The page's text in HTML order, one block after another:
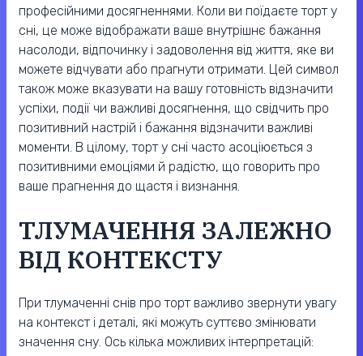
професійними досягненнями. Коли ви поїдаєте торт у
сні, це може відображати ваше внутрішнє бажання
насолоди, відпочинку і задоволення від життя, яке ви
можете відчувати або прагнути отримати. Цей символ
також може вказувати на вашу готовність відзначити
успіхи, події чи важливі досягнення, що свідчить про
позитивний настрій і бажання відзначити важливі
моменти. В цілому, торт у сні часто асоціюється з
позитивними емоціями й радістю, що говорить про
ваше прагнення до щастя і визнання.
ТЛУМАЧЕННЯ ЗАЛЕЖНО
ВІД КОНТЕКСТУ
При тлумаченні снів про торт важливо звернути увагу
на контекст і деталі, які можуть суттєво змінювати
значення сну. Ось кілька можливих інтерпретацій: